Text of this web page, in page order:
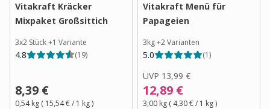
Vitakraft Kräcker
Mixpaket Großsittich
3x2 Stück+1 Variante
4.8 (19)
8,39 €
0,54 kg ( 15,54 €/ 1 kg)
Vitakraft Menü für
Papageien
3kg+2Varianten
5.0 (1)
UVP 13,99 €
12,89 €
3,00 kg ( 4,30 €/ 1 kg)